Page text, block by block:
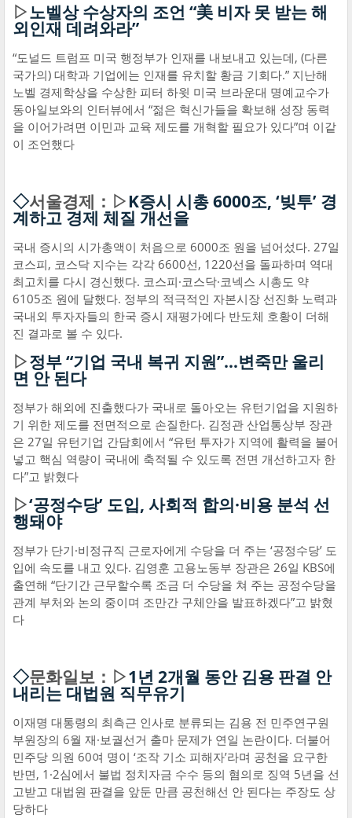
▷노벨상 수상자의 조언 “美 비자 못 받는 해
외인재 데려와라”
“도널드 트럼프 미국 행정부가 인재를 내보내고 있는데, (다른
국가의) 대학과 기업에는 인재를 유치할 황금 기회다.” 지난해
노벨 경제학상을 수상한 피터 하윗 미국 브라운대 명예교수가
동아일보와의 인터뷰에서 “젊은 혁신가들을 확보해 성장 동력
을 이어가려면 이민과 교육 제도를 개혁할 필요가 있다”며 이같
이 조언했다
◇서울경제：▷K증시 시총 6000조, ‘빚투’ 경
계하고 경제 체질 개선을
국내 증시의 시가총액이 처음으로 6000조 원을 넘어섰다. 27일
코스피, 코스닥 지수는 각각 6600선, 1220선을 돌파하며 역대
최고치를 다시 경신했다. 코스피·코스닥·코넥스 시총도 약
6105조 원에 달했다. 정부의 적극적인 자본시장 선진화 노력과
국내외 투자자들의 한국 증시 재평가에다 반도체 호황이 더해
진 결과로 볼 수 있다.
▷정부 “기업 국내 복귀 지원”…변죽만 울리
면 안 된다
정부가 해외에 진출했다가 국내로 돌아오는 유턴기업을 지원하
기 위한 제도를 전면적으로 손질한다. 김정관 산업통상부 장관
은 27일 유턴기업 간담회에서 “유턴 투자가 지역에 활력을 불어
넣고 핵심 역량이 국내에 축적될 수 있도록 전면 개선하고자 한
다”고 밝혔다
▷‘공정수당’ 도입, 사회적 합의·비용 분석 선
행돼야
정부가 단기·비정규직 근로자에게 수당을 더 주는 ‘공정수당’ 도
입에 속도를 내고 있다. 김영훈 고용노동부 장관은 26일 KBS에
출연해 “단기간 근무할수록 조금 더 수당을 쳐 주는 공정수당을
관계 부처와 논의 중이며 조만간 구체안을 발표하겠다”고 밝혔
다
◇문화일보：▷1년 2개월 동안 김용 판결 안
내리는 대법원 직무유기
이재명 대통령의 최측근 인사로 분류되는 김용 전 민주연구원
부원장의 6월 재·보궐선거 출마 문제가 연일 논란이다. 더불어
민주당 의원 60여 명이 ‘조작 기소 피해자’라며 공천을 요구한
반면, 1·2심에서 불법 정치자금 수수 등의 혐의로 징역 5년을 선
고받고 대법원 판결을 앞둔 만큼 공천해선 안 된다는 주장도 상
당하다